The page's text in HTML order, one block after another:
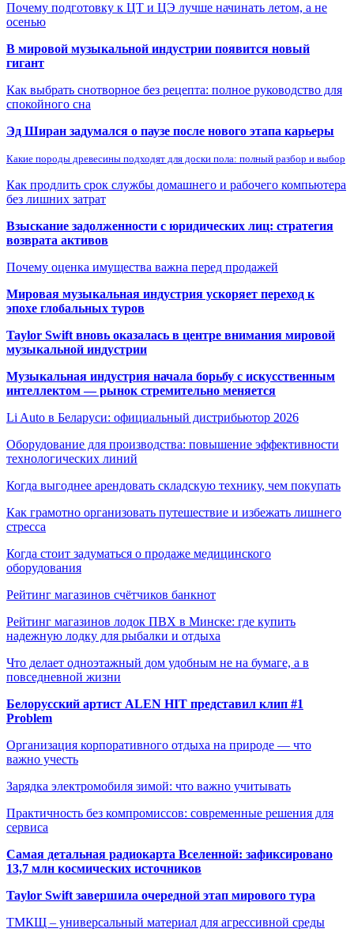
Почему подготовку к ЦТ и ЦЭ лучше начинать летом, а не
осенью
В мировой музыкальной индустрии появится новый
гигант
Как выбрать снотворное без рецепта: полное руководство для
спокойного сна
Эд Ширан задумался о паузе после нового этапа карьеры
Какие породы древесины подходят для доски пола: полный разбор и выбор
Как продлить срок службы домашнего и рабочего компьютера
без лишних затрат
Взыскание задолженности с юридических лиц: стратегия
возврата активов
Почему оценка имущества важна перед продажей
Мировая музыкальная индустрия ускоряет переход к
эпохе глобальных туров
Taylor Swift вновь оказалась в центре внимания мировой
музыкальной индустрии
Музыкальная индустрия начала борьбу с искусственным
интеллектом — рынок стремительно меняется
Li Auto в Беларуси: официальный дистрибьютор 2026
Оборудование для производства: повышение эффективности
технологических линий
Когда выгоднее арендовать складскую технику, чем покупать
Как грамотно организовать путешествие и избежать лишнего
стресса
Когда стоит задуматься о продаже медицинского
оборудования
Рейтинг магазинов счётчиков банкнот
Рейтинг магазинов лодок ПВХ в Минске: где купить
надежную лодку для рыбалки и отдыха
Что делает одноэтажный дом удобным не на бумаге, а в
повседневной жизни
Белорусский артист ALEN HIT представил клип #1
Problem
Организация корпоративного отдыха на природе — что
важно учесть
Зарядка электромобиля зимой: что важно учитывать
Практичность без компромиссов: современные решения для
сервиса
Самая детальная радиокарта Вселенной: зафиксировано
13,7 млн космических источников
Taylor Swift завершила очередной этап мирового тура
ТМКЩ – универсальный материал для агрессивной среды